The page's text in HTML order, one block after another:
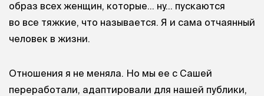
образ всех женщин, которые… ну… пускаются
во все тяжкие, что называется. Я и сама отчаянный
человек в жизни.
Отношения я не меняла. Но мы ее с Сашей
переработали, адаптировали для нашей публики,